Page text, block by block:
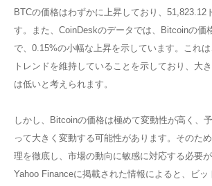
BTCの価格はわずかに上昇しており、51,823.12
す。また、CoinDeskのデータでは、Bitcoinの価
で、0.15%の小幅な上昇を示しています。これ
トレンドを維持していることを示しており、大
は低いと考えられます。
しかし、Bitcoinの価格は極めて変動性が高く、
って大きく変動する可能性があります。そのた
理を徹底し、市場の動向に敏感に対応する必要が
Yahoo Financeに掲載された情報によると、ビッ